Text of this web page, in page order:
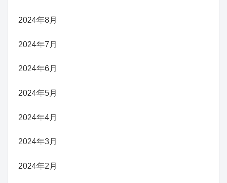
2024年8月
2024年7月
2024年6月
2024年5月
2024年4月
2024年3月
2024年2月